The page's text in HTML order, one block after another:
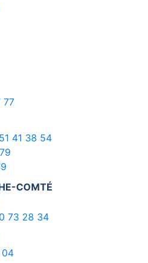
77
41 38 54
COMTÉ
73 28 34